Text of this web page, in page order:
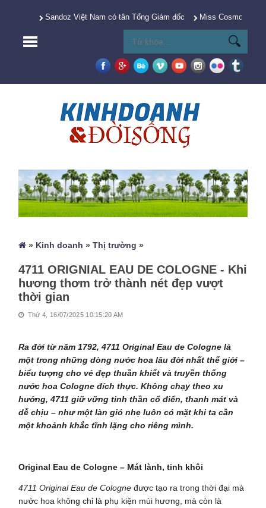
Sandoz Việt Nam có tân Tổng Giám đốc Miss Cosmo 2025
» Kinh doanh »Thị trường »
4711 ORIGNIAL EAU DE COLOGNE - Khi
hương thơm trở thành nét đẹp vượt
thời gian
Thứ 4, 16/07/2025 10:15:20 AM
Ra đời từ năm 1792, 4711 Original Eau de Cologne là
một trong những dòng nước hoa lâu đời nhất thế giới –
biểu tượng cho vẻ đẹp thuần khiết và truyền thống
nước hoa Cologne đích thực. Không chạy theo xu
hướng, 4711 giữ vững tinh thần cổ điển, thanh mát và
dễ chịu – như một làn gió nhẹ luôn có mặt khi ta cần
một khoảnh khắc tĩnh lặng cho riêng mình.
Original Eau de Cologne – Mát lành, tinh khôi
4711 Original Eau de Cologne được tạo ra trong thời đại mà
nước hoa không chỉ là phụ kiện mùi hương, mà còn là